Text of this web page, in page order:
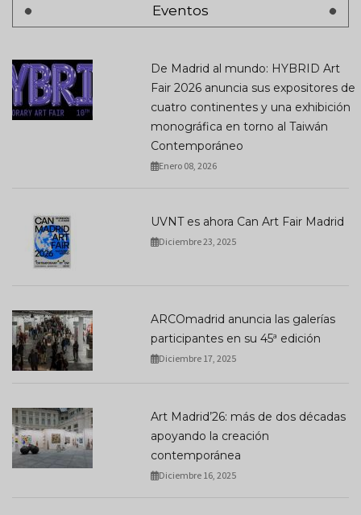
Eventos
De Madrid al mundo: HYBRID Art
Fair 2026 anuncia sus expositores de
cuatro continentes y una exhibición
monográfica en torno al Taiwán
Contemporáneo
Enero 08, 2026
UVNT es ahora Can Art Fair Madrid
Diciembre 23, 2025
ARCOmadrid anuncia las galerías
participantes en su 45ª edición
Diciembre 17, 2025
Art Madrid’26: más de dos décadas
apoyando la creación
contemporánea
Diciembre 16, 2025